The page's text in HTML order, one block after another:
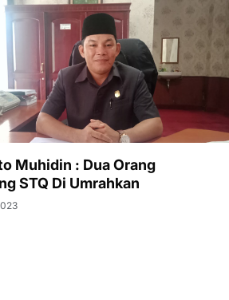
Muhidin : Dua Orang
STQ Di Umrahkan